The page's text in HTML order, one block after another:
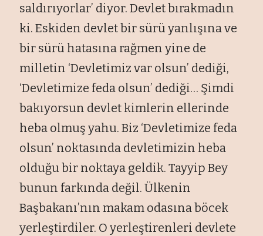
saldırıyorlar’ diyor. Devlet bırakmadın
ki. Eskiden devlet bir sürü yanlışına ve
bir sürü hatasına rağmen yine de
milletin ‘Devletimiz var olsun’ dediği,
‘Devletimize feda olsun’ dediği… Şimdi
bakıyorsun devlet kimlerin ellerinde
heba olmuş yahu. Biz ‘Devletimize feda
olsun’ noktasında devletimizin heba
olduğu bir noktaya geldik. Tayyip Bey
bunun farkında değil.Ülkenin
Başbakanı’nın makam odasına böcek
yerleştirdiler. O yerleştirenleri devlete